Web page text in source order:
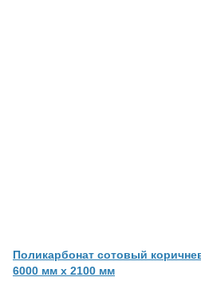
Поликарбонат сотовый
6000 мм x 2100 мм